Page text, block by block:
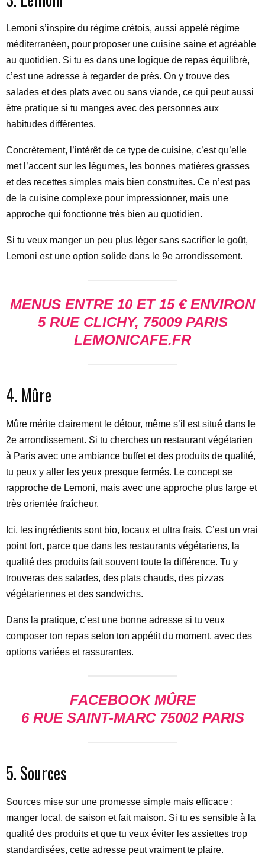
Lemoni s’inspire du régime crétois, aussi appelé régime
méditerranéen, pour proposer une cuisine saine et agréable
au quotidien. Si tu es dans une logique de repas équilibré,
c’est une adresse à regarder de près. On y trouve des
salades et des plats avec ou sans viande, ce qui peut aussi
être pratique si tu manges avec des personnes aux
habitudes différentes.
Concrètement, l’intérêt de ce type de cuisine, c’est qu’elle
met l’accent sur les légumes, les bonnes matières grasses
et des recettes simples mais bien construites. Ce n’est pas
de la cuisine complexe pour impressionner, mais une
approche qui fonctionne très bien au quotidien.
Si tu veux manger un peu plus léger sans sacrifier le goût,
Lemoni est une option solide dans le 9e arrondissement.
MENUS ENTRE 10 ET 15 € ENVIRON
5 RUE CLICHY, 75009 PARIS
LEMONICAFE.FR
4. Mûre
Mûre mérite clairement le détour, même s’il est situé dans le
2e arrondissement. Si tu cherches un restaurant végétarien
à Paris avec une ambiance buffet et des produits de qualité,
tu peux y aller les yeux presque fermés. Le concept se
rapproche de Lemoni, mais avec une approche plus large et
très orientée fraîcheur.
Ici, les ingrédients sont bio, locaux et ultra frais. C’est un vrai
point fort, parce que dans les restaurants végétariens, la
qualité des produits fait souvent toute la différence. Tu y
trouveras des salades, des plats chauds, des pizzas
végétariennes et des sandwichs.
Dans la pratique, c’est une bonne adresse si tu veux
composer ton repas selon ton appétit du moment, avec des
options variées et rassurantes.
FACEBOOK MÛRE
6 RUE SAINT-MARC 75002 PARIS
5. Sources
Sources mise sur une promesse simple mais efficace :
manger local, de saison et fait maison. Si tu es sensible à la
qualité des produits et que tu veux éviter les assiettes trop
standardisées, cette adresse peut vraiment te plaire.